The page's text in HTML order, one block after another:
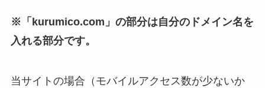
※「kurumico.com」の部分は自分のドメイン名を
入れる部分です。
当サイトの場合（モバイルアクセス数が少ないか